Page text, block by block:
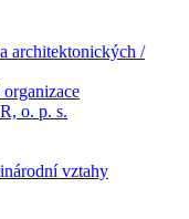
architektonických /
o. p. s.
vztahy